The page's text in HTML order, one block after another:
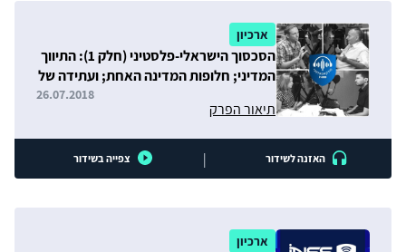
ארכיון
הסכסוך הישראלי-פלסטיני (חלק 1): התיווך
המדיני; חלופות המדינה האחת; ועתידה של
תיאור הפרק
26.07.2018
האזנה לשידור | צפייה בשידור
ארכיון